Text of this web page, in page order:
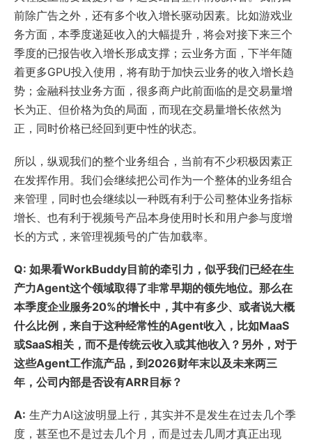
前除广告之外，还有多个收入增长驱动因素。比如游戏业
务方面，本季度递延收入的大幅提升，将会对接下来三个
季度的已报告收入增长形成支撑；云业务方面，下半年随
着更多GPU投入使用，将有助于加快云业务的收入增长趋
势；金融科技业务方面，很多商户此前面临的是交易量增
长为正、但价格为负的局面，而现在交易量增长依然为
正，同时价格已经回到更中性的状态。
所以，纵观我们的整个业务组合，当前有不少积极因素正
在发挥作用。我们会继续把公司作为一个整体的业务组合
来管理，同时也会继续以一种既有利于公司整体业务指标
增长、也有利于视频号产品本身使用时长和用户参与度增
长的方式，来管理视频号的广告加载率。
Q: 如果看WorkBuddy目前的牵引力，似乎我们已经在生
产力Agent这个领域取得了非常早期的领先地位。那么在
本季度企业服务20%的增长中，其中有多少、或者说大概
什么比例，来自于这种经常性的Agent收入，比如MaaS
或SaaS相关，而不是传统云收入或其他收入？另外，对于
这些Agent工作流产品，到2026财年末以及未来两三
年，公司内部是否设有ARR目标？
A: 生产力AI这波明显上行，其实并不是发生在过去几个季
度，甚至也不是过去几个月，而是过去几周才真正出现